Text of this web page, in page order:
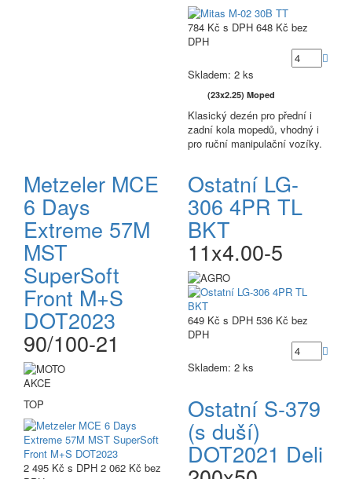
784 Kč s DPH 648 Kč bez
DPH
Skladem: 2 ks
(23x2.25) Moped
Klasický dezén pro přední i
zadní kola mopedů, vhodný i
pro ruční manipulační vozíky.
Metzeler MCE
6 Days
Extreme 57M
MST
SuperSoft
Front M+S
DOT2023
90/100-21
AKCE
TOP
2 495 Kč s DPH 2 062 Kč bez
Ostatní LG-
306 4PR TL
BKT
11x4.00-5
649 Kč s DPH 536 Kč bez
DPH
Skladem: 2 ks
Ostatní S-379
(s duší)
DOT2021 Deli